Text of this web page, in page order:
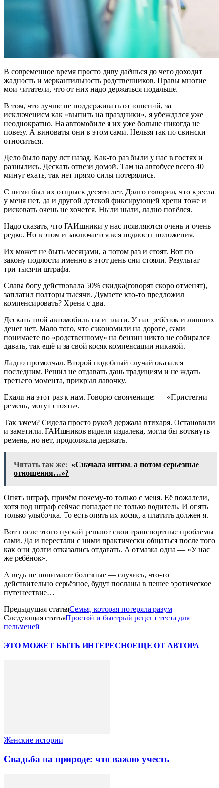
В современное время просто диву даёшься до чего доходит
жадность и меркантильность родственников. Правы многие
мои читатели, что от них надо держаться подальше.
В том, что лучше не поддерживать отношений, за
исключением как «выпить на праздники», я убеждался уже
неоднократно. На автомобиле я их уже больше никогда не
повезу. А виноваты они в этом сами. Нельзя так по свински
относиться.
Дело было пару лет назад. Как-то раз были у нас в гостях и
разнылись. Дескать отвези домой. Там на автобусе всего 40
минут ехать, так нет прямо силы потерялись.
С ними был их отпрыск десяти лет. Долго говорил, что кресла
у меня нет, да и другой детской фиксирующей хрени тоже и
рисковать очень не хочется. Ныли ныли, ладно повёлся.
Надо сказать, что ГАИшники у нас появляются очень и очень
редко. Но в этом и заключается вся подлость положения.
Их может не быть месяцами, а потом раз и стоят. Вот по
закону подлости именно в этот день они стояли. Результат —
три тысячи штрафа.
Слава богу действовала 50% скидка(говорят скоро отменят),
заплатил полторы тысячи. Думаете кто-то предложил
компенсировать? Хрена с два.
Дескать твой автомобиль ты и плати. У нас ребёнок и лишних
денег нет. Мало того, что сэкономили на дороге, сами
понимаете по «родственному» на бензин никто не собирался
давать, так ещё и за свой косяк компенсации никакой.
Ладно промолчал. Второй подобный случай оказался
последним. Решил не отдавать дань традициям и не ждать
третьего момента, прикрыл лавочку.
Ехали на этот раз к нам. Говорю свояченице: — «Пристегни
ремень, могут стоять».
Так зачем? Сидела просто рукой держала втихаря. Остановили
и заметили. ГАИшников видели издалека, могла бы воткнуть
ремень, но нет, продолжала держать.
Читать так же: «Сначала интим, а потом серьезные
отношения…»?
Опять штраф, причём почему-то только с меня. Её пожалели,
хотя под штраф сейчас попадает не только водитель. И опять
только улыбочка. То есть опять их косяк, а платить должен я.
Вот после этого пускай решают свои транспортные проблемы
сами. Да и перестали с ними практически общаться после того
как они долги отказались отдавать. А отмазка одна — «У нас
же ребёнок».
А ведь не понимают болезные — случись, что-то
действительно серьёзное, будут посланы в пешее эротическое
путешествие…
Предыдущая статьяСемья, которая потеряла разум
Следующая статьяПростой и быстрый рецепт теста для
пельменей
ЭТО МОЖЕТ БЫТЬ ИНТЕРЕСНОЕЩЕ ОТ АВТОРА
Женские истории
Свадьба на природе: что важно учесть